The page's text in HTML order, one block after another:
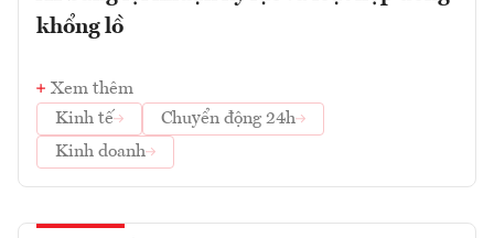
khổng lồ
Xem thêm
Kinh tế
Chuyển động 24h
Kinh doanh